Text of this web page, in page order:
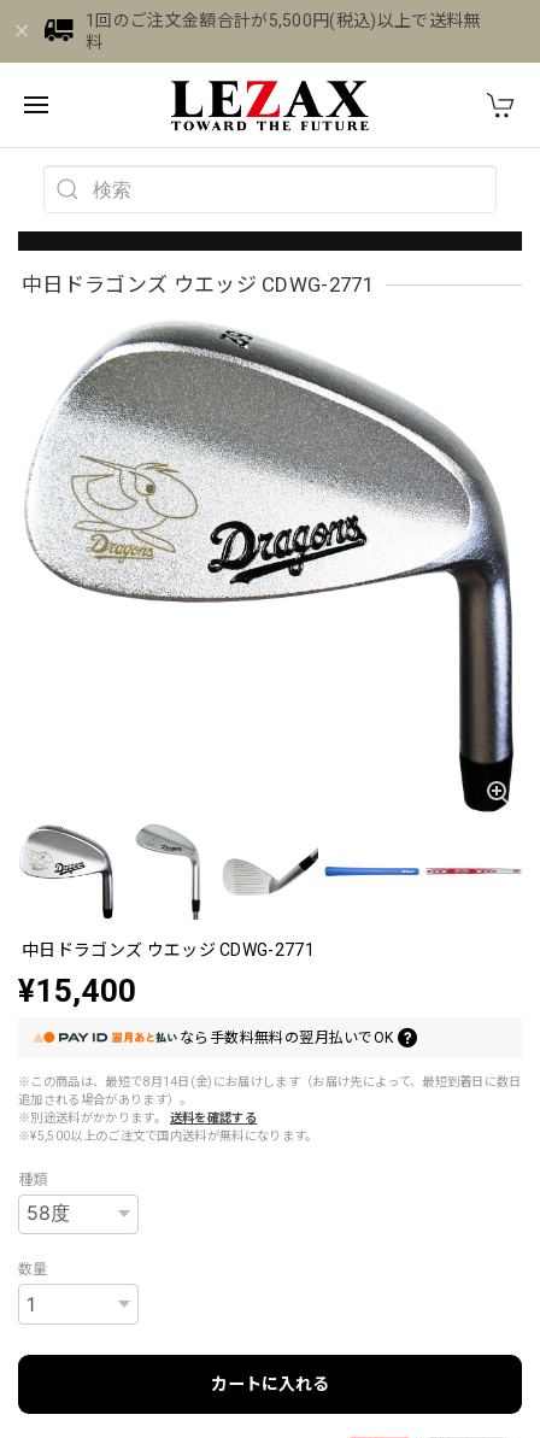
1回のご注文金額合計が5,500円(税込)以上で送料無
料
中日ドラゴンズ ウエッジ CDWG-2771
中日ドラゴンズ ウエッジ CDWG-2771
¥15,400
なら 手数料無料の翌月払いでOK
※この商品は、最短で8月14日(金)にお届けします（お届け先によって、最短到着日に数日
追加される場合があります）。
※別途送料がかかります。
送料を確認する
※¥5,500以上のご注文で国内送料が無料になります。
種類
数量
カートに入れる